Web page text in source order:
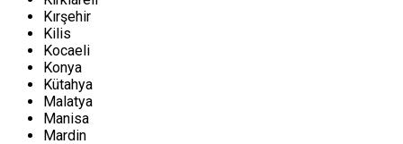
Kırşehir
Kilis
Kocaeli
Konya
Kütahya
Malatya
Manisa
Mardin